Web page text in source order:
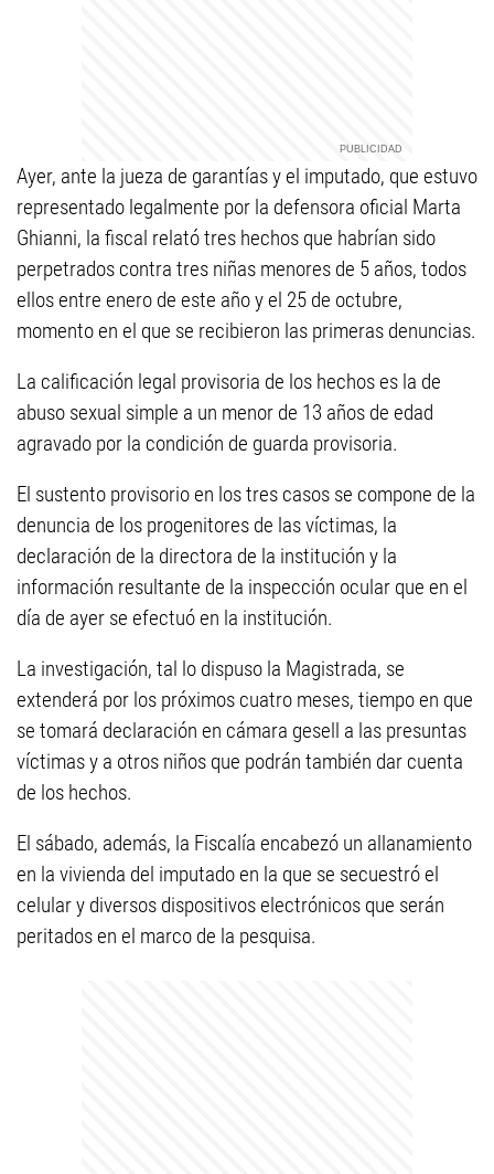
Ayer, ante la jueza de garantías y el imputado, que estuvo
representado legalmente por la defensora oficial Marta
Ghianni, la fiscal relató tres hechos que habrían sido
perpetrados contra tres niñas menores de 5 años, todos
ellos entre enero de este año y el 25 de octubre,
momento en el que se recibieron las primeras denuncias.
La calificación legal provisoria de los hechos es la de
abuso sexual simple a un menor de 13 años de edad
agravado por la condición de guarda provisoria.
El sustento provisorio en los tres casos se compone de la
denuncia de los progenitores de las víctimas, la
declaración de la directora de la institución y la
información resultante de la inspección ocular que en el
día de ayer se efectuó en la institución.
La investigación, tal lo dispuso la Magistrada, se
extenderá por los próximos cuatro meses, tiempo en que
se tomará declaración en cámara gesell a las presuntas
víctimas y a otros niños que podrán también dar cuenta
de los hechos.
El sábado, además, la Fiscalía encabezó un allanamiento
en la vivienda del imputado en la que se secuestró el
celular y diversos dispositivos electrónicos que serán
peritados en el marco de la pesquisa.